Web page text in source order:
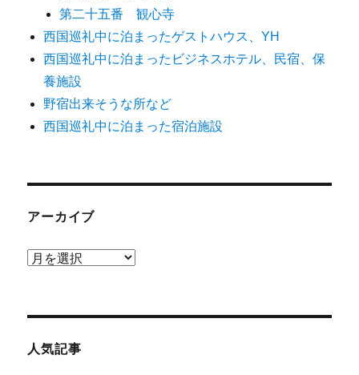
第二十五番 観心寺
西国巡礼中に泊まったゲストハウス、YH
西国巡礼中に泊まったビジネスホテル、民宿、保
養施設
野宿出来そうな所など
西国巡礼中に泊まった宿泊施設
アーカイブ
ア
ブ
人気記事